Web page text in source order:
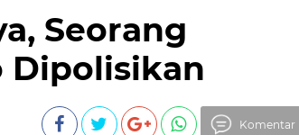
Seorang
Dipolisikan
Komentar